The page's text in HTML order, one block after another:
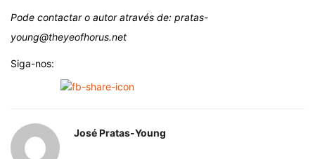
Pode contactar o autor através de: pratas-
young@theyeofhorus.net
Siga-nos:
José Pratas-Young